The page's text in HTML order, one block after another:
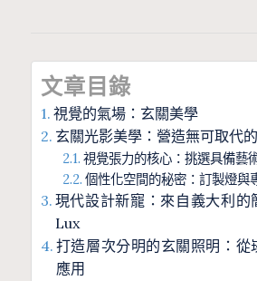
文章目錄
視覺的氣場：玄關美學
玄關光影美學：營造無可取代
視覺張力的核心：挑選具備藝
個性化空間的秘密：訂製燈與
現代設計新寵：來自義大利
Lux
打造層次分明的玄關照明：從
應用